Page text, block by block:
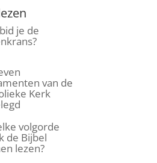
je de
van de
Kerk
volgorde
de Bijbel
lezen?